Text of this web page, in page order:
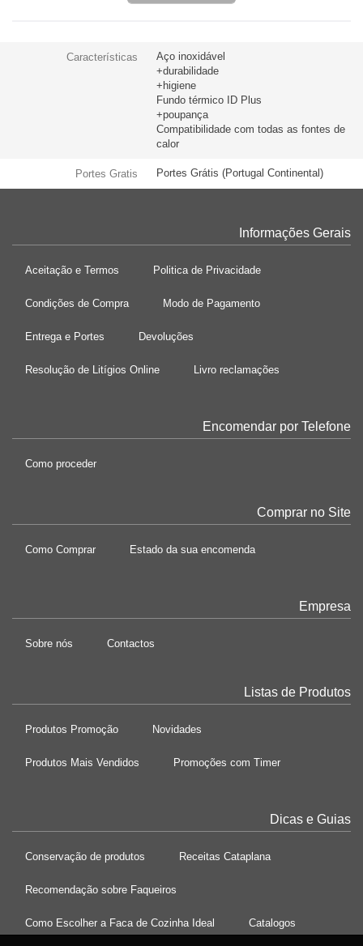
Características
Aço inoxidável
+durabilidade
+higiene
Fundo térmico ID Plus
+poupança
Compatibilidade com todas as fontes de
calor
Portes Gratis Portes Grátis (Portugal Continental)
Informações Gerais
Aceitação e Termos Politica de Privacidade
Condições de Compra Modo de Pagamento
Entrega e Portes Devoluções
Resolução de Litígios Online Livro reclamações
Encomendar por Telefone
Como proceder
Comprar no Site
Como Comprar Estado da sua encomenda
Empresa
Sobre nós Contactos
Listas de Produtos
Produtos Promoção Novidades
Produtos Mais Vendidos Promoções com Timer
Dicas e Guias
Conservação de produtos Receitas Cataplana
Recomendação sobre Faqueiros
Como Escolher a Faca de Cozinha Ideal Catalogos